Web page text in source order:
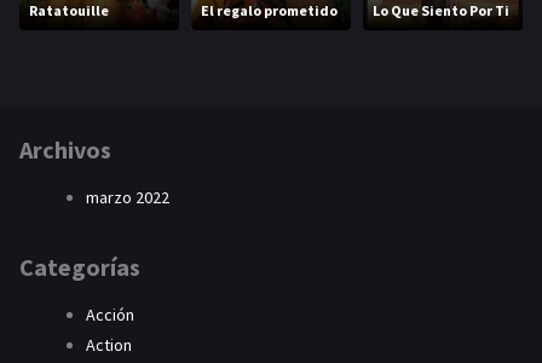
Ratatouille El regalo prometido Lo Que Siento Por Ti
Archivos
marzo 2022
Categorías
Acción
Action